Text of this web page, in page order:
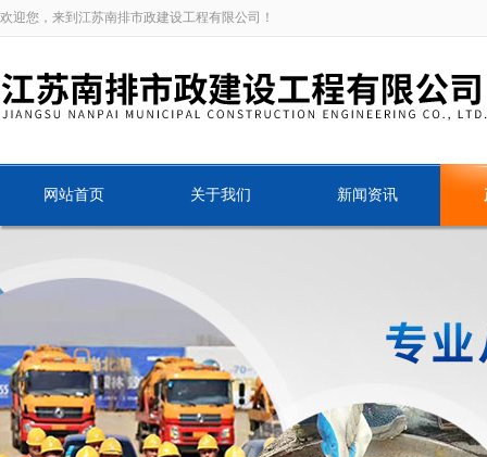
欢迎您，来到江苏南排市政建设工程有限公司！
网站首页 关于我们 新闻资讯